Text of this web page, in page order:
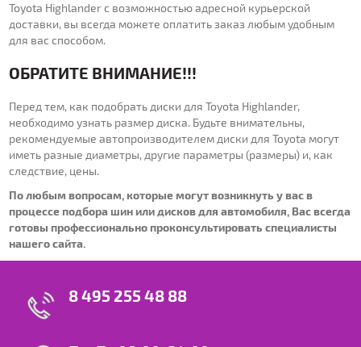
Toyota Highlander с возможностью адресной курьерской
доставки, вы всегда можете оплатить заказ любым удобным
для вас способом.
ОБРАТИТЕ ВНИМАНИЕ!!!
Перед тем, как подобрать диски для Toyota Highlander,
необходимо узнать размер диска. Будьте внимательны,
рекомендуемые автопроизводителем диски для Toyota могут
иметь разные диаметры, другие параметры (размеры) и, как
следствие, цены.
По любым вопросам, которые могут возникнуть у вас в
процессе подбора шин или дисков для автомобиля, Вас всегда
готовы профессионально проконсультировать специалисты
нашего сайта.
8 495 255 48 88